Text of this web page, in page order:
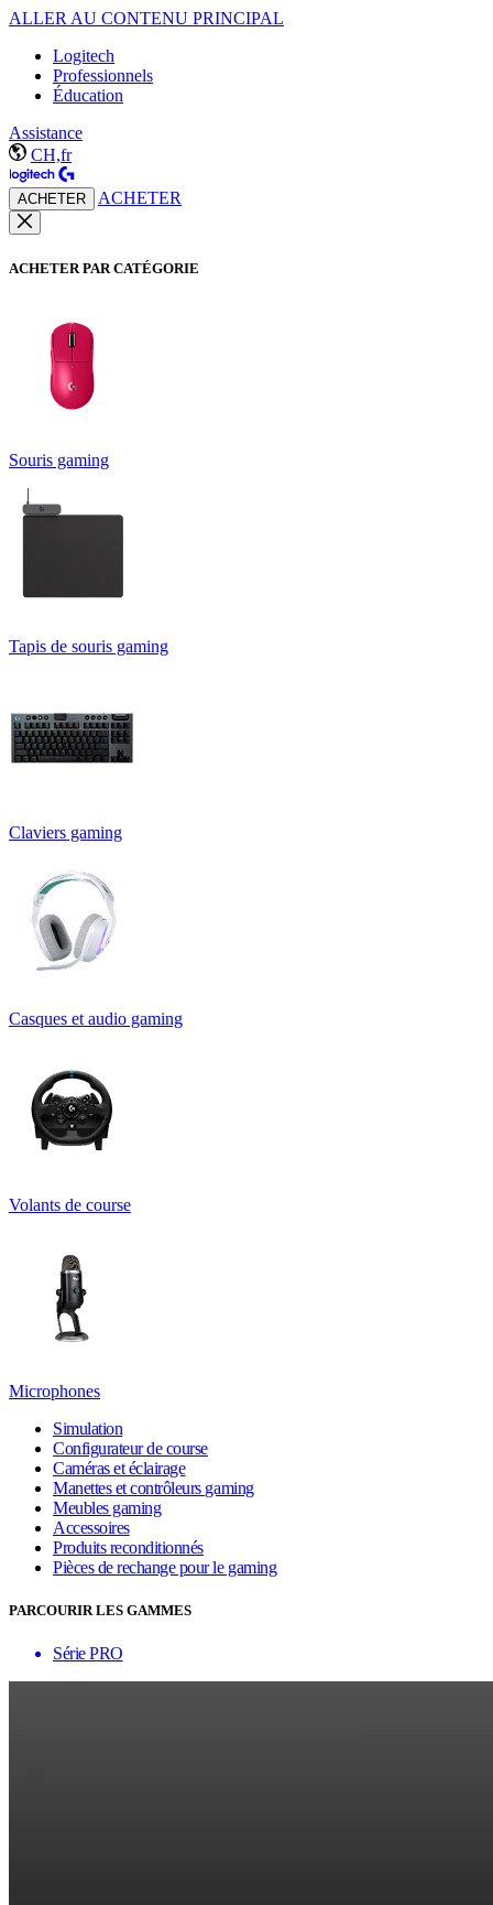
ALLER AU CONTENU PRINCIPAL
Logitech
Professionnels
Éducation
Assistance
CH,fr
ACHETER ACHETER
ACHETER PAR CATÉGORIE
Souris gaming
Tapis de souris gaming
Claviers gaming
Casques et audio gaming
Volants de course
Microphones
Simulation
Configurateur de course
Caméras et éclairage
Manettes et contrôleurs gaming
Meubles gaming
Accessoires
Produits reconditionnés
Pièces de rechange pour le gaming
PARCOURIR LES GAMMES
Série PRO